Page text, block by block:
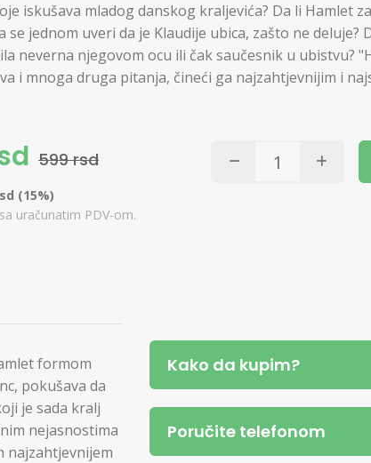
iskušava mladog danskog kraljevića? Da li Hamlet
se jednom uveri da je Klaudije ubica, zašto ne deluje?
neverna njegovom ocu ili čak saučesnik u ubistvu?
i mnoga druga pitanja, čineći ga najzahtjevnijim i
599 rsd
(15%)
uračunatim PDV-om.
formom
pokušava da
je sada kralj
nejasnostima
najzahtjevnijem
Kako da kupim?
Poručite telefonom